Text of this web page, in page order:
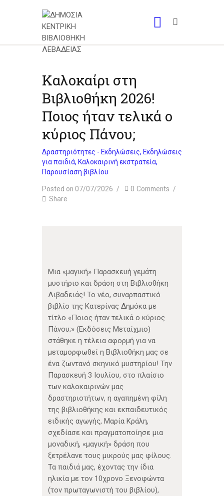
Καλοκαίρι στη
Βιβλιοθήκη 2026!
Ποιος ήταν τελικά ο
κύριος Πάνου;
Δραστηριότητες - Εκδηλώσεις, Εκδηλώσεις
για παιδιά, Καλοκαιρινή εκστρατεία,
Παρουσίαση βιβλίου
Posted on 07/07/2026 0 Comments
Share
Μια «μαγική» Παρασκευή γεμάτη
μυστήριο και δράση στη Βιβλιοθήκη
Λιβαδειάς! Το νέο, συναρπαστικό
βιβλίο της Κατερίνας Δημόκα με
τίτλο «Ποιος ήταν τελικά ο κύριος
Πάνου;» (Εκδόσεις Μεταίχμιο)
στάθηκε η τέλεια αφορμή για να
μεταμορφωθεί η Βιβλιοθήκη μας σε
ένα ζωντανό σκηνικό μυστηρίου! Την
Παρασκευή 3 Ιουλίου, στο πλαίσιο
των καλοκαιρινών μας
δραστηριοτήτων, η αγαπημένη φίλη
της βιβλιοθήκης και εκπαιδευτικός
ειδικής αγωγής, Μαρία Κράλη,
σχεδίασε και πραγματοποίησε μια
μοναδική, «μαγική» δράση που
ξετρέλανε τους μικρούς μας φίλους.
Τα παιδιά μας, έχοντας την ίδια
ηλικία με τον 10χρονο Ξενοφώντα
(τον πρωταγωνιστή του βιβλίου),